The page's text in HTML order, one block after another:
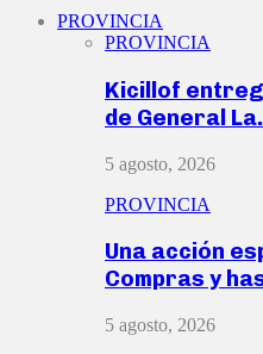
PROVINCIA
PROVINCIA
Kicillof
de General
5 agosto, 2026
PROVINCIA
Una acción
Compras y
5 agosto, 2026